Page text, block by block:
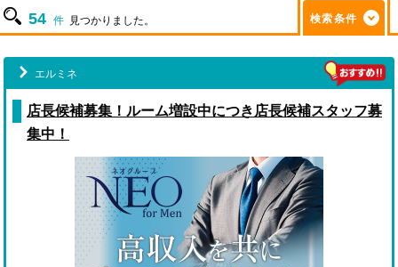
54 件 見つかりました。 検索条件
エルミネ
店長候補募集！ルーム増設中につき店長候補スタッフ募
集中！